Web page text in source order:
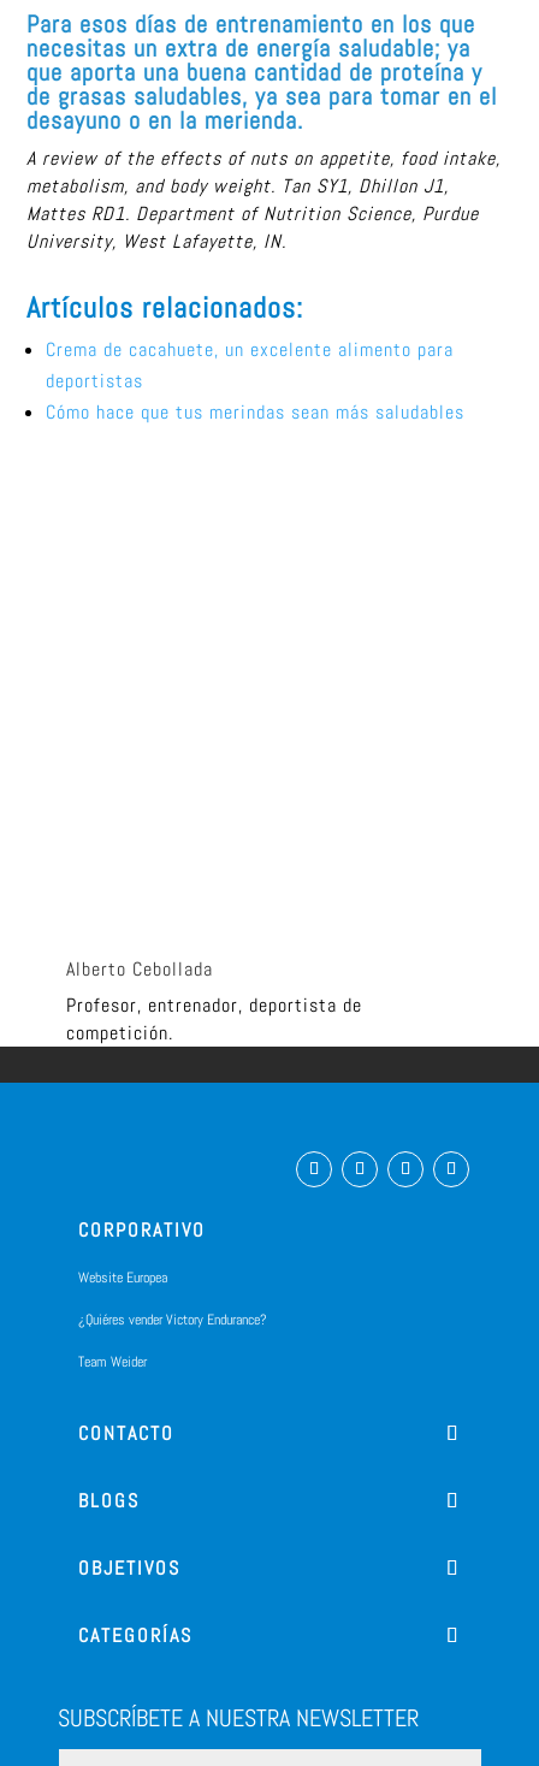
Para esos días de entrenamiento en los que
necesitas un extra de energía saludable; ya
que aporta una buena cantidad de proteína y
de grasas saludables, ya sea para tomar en el
desayuno o en la merienda.
A review of the effects of nuts on appetite, food intake,
metabolism, and body weight. Tan SY1, Dhillon J1,
Mattes RD1. Department of Nutrition Science, Purdue
University, West Lafayette, IN.
Artículos relacionados:
Crema de cacahuete, un excelente alimento para
deportistas
Cómo hace que tus merindas sean más saludables
Alberto Cebollada
Profesor, entrenador, deportista de
competición.
CORPORATIVO
Website Europea
¿Quiéres vender Victory Endurance?
Team Weider
CONTACTO
BLOGS
OBJETIVOS
CATEGORÍAS
SUBSCRÍBETE A NUESTRA NEWSLETTER